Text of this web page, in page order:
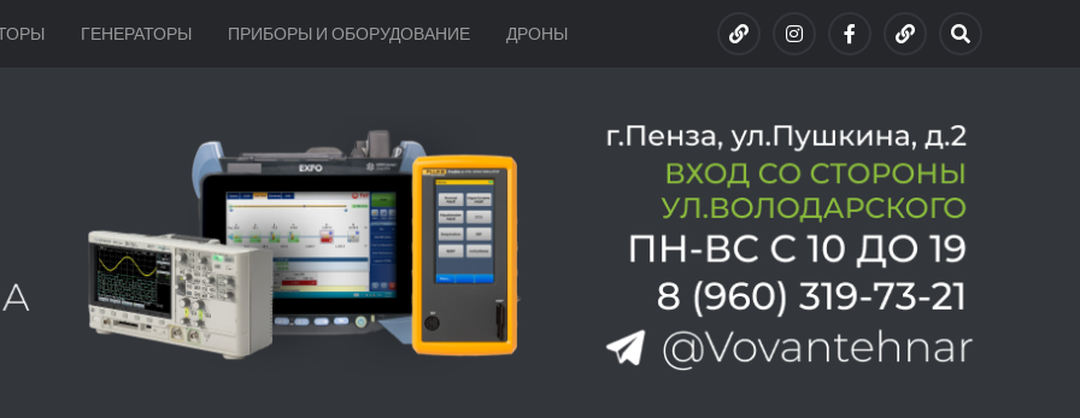
ГЕНЕРАТОРЫ ПРИБОРЫ И ОБОРУДОВАНИЕ ДРОНЫ